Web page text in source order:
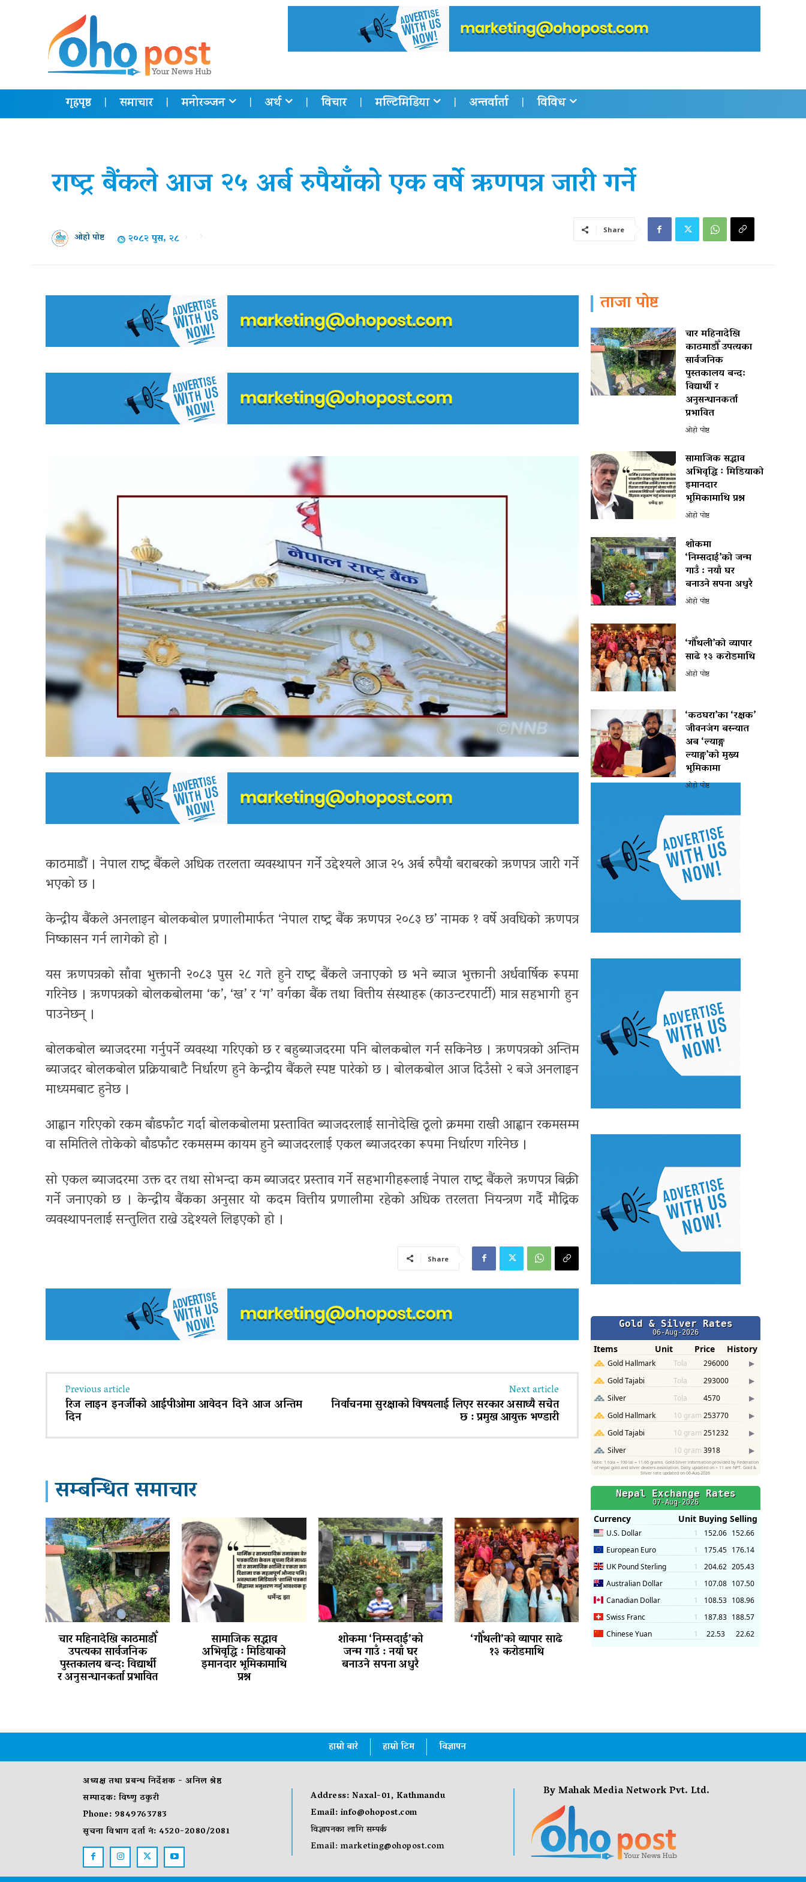
गृहपृष्ठ समाचार मनोरञ्जन अर्थ विचार मल्टिमिडिया अन्तर्वार्ता विविध
राष्ट्र बैंकले आज २५ अर्ब रुपैयाँको एक वर्षे ऋणपत्र जारी गर्ने
ओहो पोष्ट २०८२ पुस, २८ Share
काठमाडौं । नेपाल राष्ट्र बैंकले अधिक तरलता व्यवस्थापन गर्ने उद्देश्यले आज २५ अर्ब रुपैयाँ बराबरको ऋणपत्र जारी गर्ने
भएको छ ।
केन्द्रीय बैंकले अनलाइन बोलकबोल प्रणालीमार्फत ‘नेपाल राष्ट्र बैंक ऋणपत्र २०८३ छ’ नामक १ वर्षे अवधिको ऋणपत्र
निष्कासन गर्न लागेको हो ।
यस ऋणपत्रको साँवा भुक्तानी २०८३ पुस २८ गते हुने राष्ट्र बैंकले जनाएको छ भने ब्याज भुक्तानी अर्धवार्षिक रूपमा
गरिनेछ । ऋणपत्रको बोलकबोलमा ‘क’, ‘ख’ र ‘ग’ वर्गका बैंक तथा वित्तीय संस्थाहरू (काउन्टरपार्टी) मात्र सहभागी हुन
पाउनेछन् ।
बोलकबोल ब्याजदरमा गर्नुपर्ने व्यवस्था गरिएको छ र बहुब्याजदरमा पनि बोलकबोल गर्न सकिनेछ । ऋणपत्रको अन्तिम
ब्याजदर बोलकबोल प्रक्रियाबाटै निर्धारण हुने केन्द्रीय बैंकले स्पष्ट पारेको छ । बोलकबोल आज दिउँसो २ बजे अनलाइन
माध्यमबाट हुनेछ ।
आह्वान गरिएको रकम बाँडफाँट गर्दा बोलकबोलमा प्रस्तावित ब्याजदरलाई सानोदेखि ठूलो क्रममा राखी आह्वान रकमसम्म
वा समितिले तोकेको बाँडफाँट रकमसम्म कायम हुने ब्याजदरलाई एकल ब्याजदरका रूपमा निर्धारण गरिनेछ ।
सो एकल ब्याजदरमा उक्त दर तथा सोभन्दा कम ब्याजदर प्रस्ताव गर्ने सहभागीहरूलाई नेपाल राष्ट्र बैंकले ऋणपत्र बिक्री
गर्ने जनाएको छ । केन्द्रीय बैंकका अनुसार यो कदम वित्तीय प्रणालीमा रहेको अधिक तरलता नियन्त्रण गर्दै मौद्रिक
व्यवस्थापनलाई सन्तुलित राख्ने उद्देश्यले लिइएको हो ।
Share
Previous article
रिज लाइन इनर्जीको आईपीओमा आवेदन दिने आज अन्तिम
दिन
Next article
निर्वाचनमा सुरक्षाको विषयलाई लिएर सरकार असाध्यै सचेत
छ : प्रमुख आयुक्त भण्डारी
सम्बन्धित समाचार
चार महिनादेखि काठमाडौँ
उपत्यका सार्वजनिक
पुस्तकालय बन्द: विद्यार्थी
र अनुसन्धानकर्ता प्रभावित
सामाजिक सद्भाव
अभिवृद्धि ः मिडियाको
इमानदार भूमिकामाथि
प्रश्न
शोकमा ‘निम्सदाई’को
जन्म गाउँ : नयाँ घर
बनाउने सपना अधुरै
‘गौँथली’को व्यापार साढे
१३ करोडमाथि
ताजा पोष्ट
चार महिनादेखि
काठमाडौँ उपत्यका
सार्वजनिक
पुस्तकालय बन्द:
विद्यार्थी र
अनुसन्धानकर्ता
प्रभावित
ओहो पोष्ट
सामाजिक सद्भाव
अभिवृद्धि ः मिडियाको
इमानदार
भूमिकामाथि प्रश्न
ओहो पोष्ट
शोकमा
‘निम्सदाई’को जन्म
गाउँ : नयाँ घर
बनाउने सपना अधुरै
ओहो पोष्ट
‘गौँथली’को व्यापार
साढे १३ करोडमाथि
ओहो पोष्ट
‘कठघरा’का ‘रक्षक’
जीवनजंग बस्न्यात
अब ‘ल्याङ्ग
ल्याङ्ग’को मुख्य
भूमिकामा
ओहो पोष्ट
हाम्रो बारे हाम्रो टिम विज्ञापन
अध्यक्ष तथा प्रबन्ध निर्देशक - अनिल श्रेष्ठ
सम्पादक: विष्णु ठकुरी
Phone: 9849763783
सूचना विभाग दर्ता नं: 4520-2080/2081
Address: Naxal-01, Kathmandu
Email:info@ohopost.com
विज्ञापनका लागि सम्पर्क
Email:marketing@ohopost.com
By Mahak Media Network Pvt. Ltd.